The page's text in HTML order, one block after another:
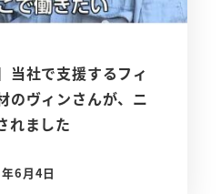
当社で支援するフィ
のヴィンさんが、ニ
れました
6月4日